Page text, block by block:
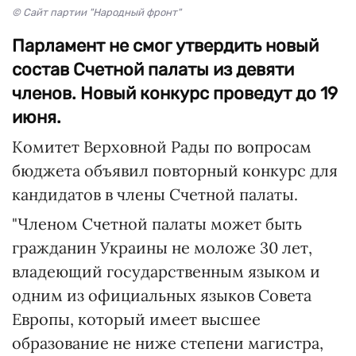
© Сайт партии "Народный фронт"
Парламент не смог утвердить новый
состав Счетной палаты из девяти
членов. Новый конкурс проведут до 19
июня.
Комитет Верховной Рады по вопросам
бюджета объявил повторный конкурс для
кандидатов в члены Счетной палаты.
"Членом Счетной палаты может быть
гражданин Украины не моложе 30 лет,
владеющий государственным языком и
одним из официальных языков Совета
Европы, который имеет высшее
образование не ниже степени магистра,